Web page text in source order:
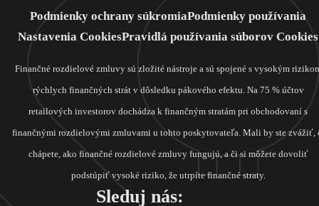
Podmienky ochrany súkromiaPodmienky používania
Nastavenia CookiesPravidlá používania súborov Cookies
Finančné rozdielové zmluvy sú zložité nástroje a sú spojené s vysokým
rýchlych finančných strát v dôsledku pákového efektu. Na 75 % účtov
retailových investorov dochádza k finančným stratám pri obchodovaní s
finančnými rozdielovými zmluvami u tohto poskytovateľa. Mali by ste zvážiť,
chápete, ako finančné rozdielové zmluvy fungujú, a či si môžete dovoliť
podstúpiť vysoké riziko, že utrpíte finančné straty.
Sleduj nás: